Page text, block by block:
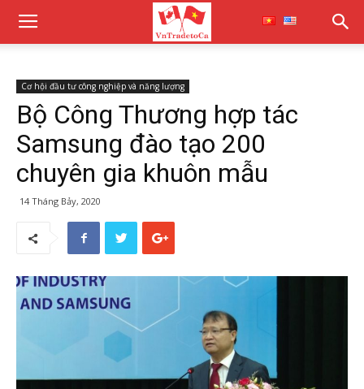
Cơ hội đầu tư công nghiệp và năng lượng
Bộ Công Thương hợp tác
Samsung đào tạo 200
chuyên gia khuôn mẫu
14 Tháng Bảy, 2020